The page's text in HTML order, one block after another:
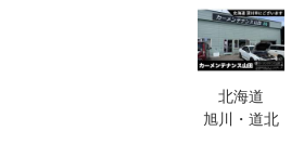
北海道
旭川・道北